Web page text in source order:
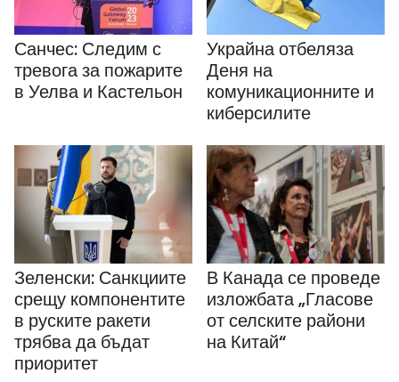
Санчес: Следим с
тревога за пожарите
в Уелва и Кастельон
Украйна отбеляза
Деня на
комуникационните и
киберсилите
Зеленски: Санкциите
срещу компонентите
в руските ракети
трябва да бъдат
приоритет
В Канада се проведе
изложбата „Гласове
от селските райони
на Китай“